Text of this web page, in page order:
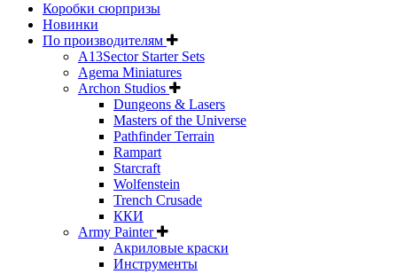
Коробки сюрпризы
Новинки
По производителям
A13Sector Starter Sets
Agema Miniatures
Archon Studios
Dungeons & Lasers
Masters of the Universe
Pathfinder Terrain
Rampart
Starcraft
Wolfenstein
Trench Crusade
ККИ
Army Painter
Акриловые краски
Инструменты